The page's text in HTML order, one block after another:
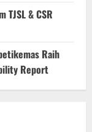
TJSL & CSR
Raih
Report